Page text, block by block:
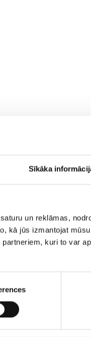
Sīkāka
un reklāmas,
kā jūs izmantojat
kuri to var
рейсами)